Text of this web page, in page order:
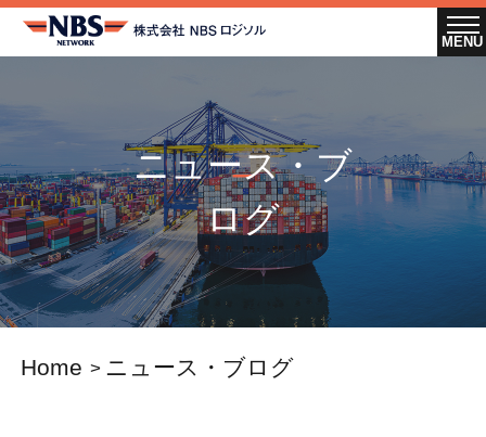
ニュース・ブ
ログ
Home ニュース・ブログ